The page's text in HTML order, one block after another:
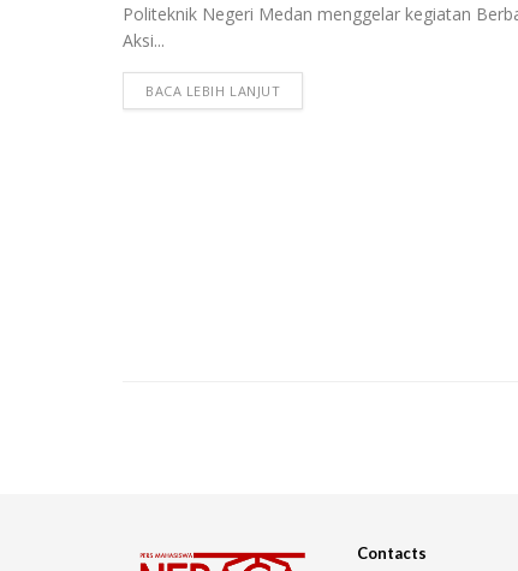
Politeknik Negeri Medan menggelar kegiatan
Aksi...
BACA LEBIH LANJUT
Contacts